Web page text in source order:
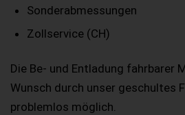
Sonderabmessungen
Zollservice (CH)
Die Be- und Entladung fahrbarer
Wunsch durch unser geschultes
problemlos möglich.